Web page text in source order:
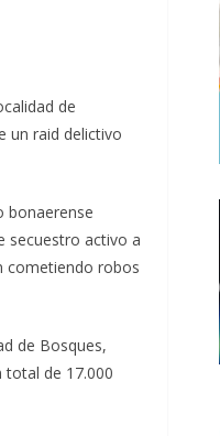
de
un raid delictivo
bonaerense
secuestro activo a
cometiendo robos
de Bosques,
de 17.000